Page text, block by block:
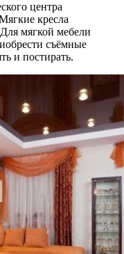
центра
кресла
мягкой мебели
съёмные
и постирать.